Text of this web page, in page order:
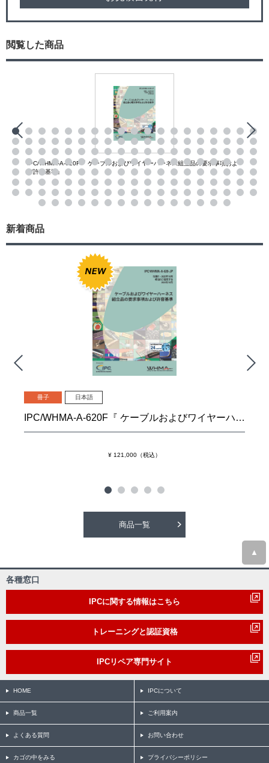
閲覧した商品
IPC/WHMA-A-620F『 ケーブルおよびワイヤーハーネス組立品の要求事項およ
び許容基準』
新着商品
冊子 日本語
IPC/WHMA-A-620F『 ケーブルおよびワイヤーハーネス組立品の要求事項および許容基準』
¥ 121,000（税込）
商品一覧
▲
各種窓口
IPCに関する情報はこちら
トレーニングと認証資格
IPCリペア専門サイト
HOME IPCについて
商品一覧 ご利用案内
よくある質問 お問い合わせ
カゴの中をみる プライバシーポリシー